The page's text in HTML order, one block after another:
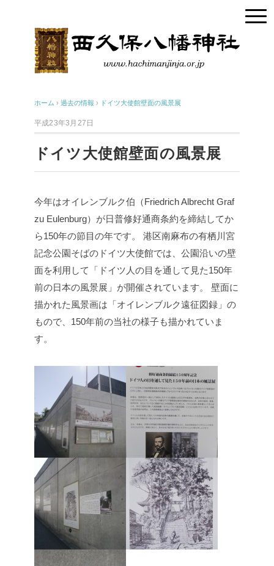
ホーム › 過去の情報 › ドイツ大使館壁面の風景展
平成23年3月27日
ドイツ大使館壁面の風景展
今年はオイレンブルク伯（Friedrich Albrecht Graf
zu Eulenburg）が日普修好通商条約を締結してか
ら150年の節目の年です。
港区南麻布の有栖川宮
記念公園そばのドイツ大使館では、公園沿いの壁
面を利用して「ドイツ人の目を通して見た150年
前の日本の風景展」が開催されています。
壁面に
描かれた風景画は「オイレンブルク遠征図録」の
もので、150年前の当社の様子も描かれていま
す。